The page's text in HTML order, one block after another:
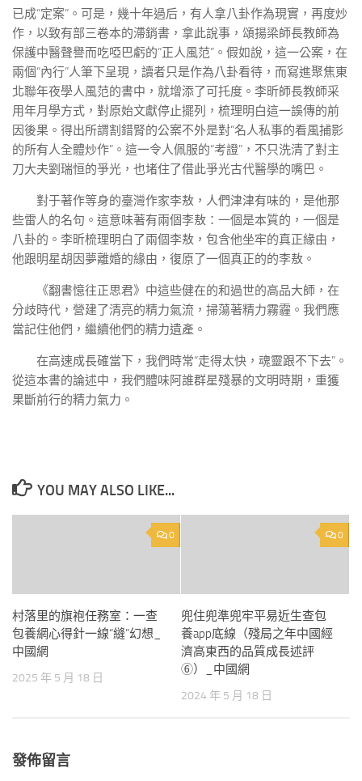
已成“定案”。可是，幾十年過后，有人拿八卦作為現實，再度炒
作，以致有部三卷本的滯銷書，拿此說事，頌揚梁師長教師為
保護中醫聲譽而吃啞巴虧的“正人風范”。假如說，這一公案，在
兩個“內行”人筆下呈現，讀者只是作為八卦看待，而寫進聚焦東
北聯年夜學人風范的書中，就增添了可托度。李昕師長教師采
用年月學方式，對原始文獻停止擺列，梳理明白這一誤傳的前
因後果。得出所謂割錯腎的公案不外是對“名人私事的看風捕影
的所有人全體炒作”。這一令人佩服的“考證”，不只洗清了對主
刀大夫劉瑞恒的爭光，也堵住了借此爭光古代醫學的嘴巴。
對于著作等身的臺灣作家李敖，人們津津有味的，是他那
些雷人的名句。這意味著有兩個李敖：一個是本質的，一個是
八卦的。李昕梳理明白了兩個李敖，包含他坐牢的真正緣由，
他跟明星胡因夢離婚的緣由，復原了一個真正的的李敖。
《翻書憶往正思君》中這些健在的和過世的高品大師，在
分歧時代，營建了清亮的精力氣流，掃蕩著精力霧霾。我們應
當記住他們，繼續他們的精力遺產。
在高速成長確當下，我們時常“走得太快，魂靈跟不下去”。
從這本書的論述中，我們體味阿誰群星殘暴的文明時期，重獲
果斷前行的精力氣力。
YOU MAY ALSO LIKE...
0
村落里的旗袍任務室：一查
包養網心得針一線“縫”幻想_
中國網
2025 年 5 月 18 日
0
兜住兜準兜牢平易近生查包
養app底線（殘局之年中國經
濟高東西的品質成長述評
⑥）_中國網
2024 年 5 月 18 日
發佈留言